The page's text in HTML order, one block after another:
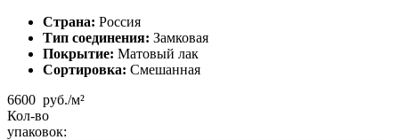
Страна: Россия
Тип соединения: Замковая
Покрытие: Матовый лак
Сортировка: Смешанная
6600 руб./м²
Кол-во
упаковок: